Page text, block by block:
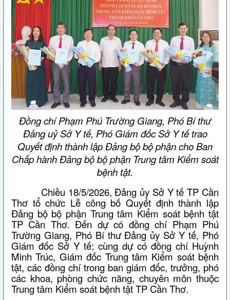
Đồng chí Phạm Phú Trường Giang, Phó Bí thư
Đảng uỷ Sở Y tế, Phó Giám đốc Sở Y tế trao
Quyết định thành lập Đảng bộ bộ phận cho Ban
Chấp hành Đảng bộ bộ phận Trung tâm Kiểm soát
bệnh tật.
Chiều 18/5/2026, Đảng ủy Sở Y tế TP Cần
Thơ tổ chức Lễ công bố Quyết định thành lập
Đảng bộ bộ phận Trung tâm Kiểm soát bệnh tật
TP Cần Thơ. Đến dự có đồng chí Phạm Phú
Trường Giang, Phó Bí thư Đảng ủy Sở Y tế, Phó
Giám đốc Sở Y tế; cùng dự có đồng chí Huỳnh
Minh Trúc, Giám đốc Trung tâm Kiểm soát bệnh
tật, các đồng chí trong ban giám đốc, trưởng, phó
các khoa, phòng chức năng, chuyên môn thuộc
Trung tâm Kiểm soát bệnh tật TP Cần Thơ.